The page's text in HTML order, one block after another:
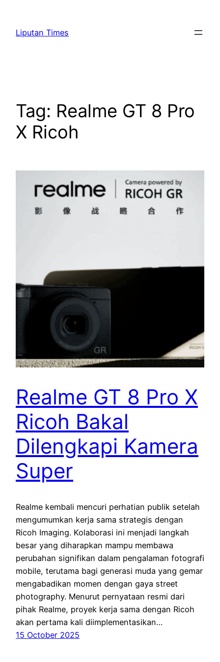
content
Liputan Times
Tag: Realme GT 8 Pro
X Ricoh
Realme GT 8 Pro X
Ricoh Bakal
Dilengkapi Kamera
Super
Realme kembali mencuri perhatian publik setelah
mengumumkan kerja sama strategis dengan
Ricoh Imaging. Kolaborasi ini menjadi langkah
besar yang diharapkan mampu membawa
perubahan signifikan dalam pengalaman fotografi
mobile, terutama bagi generasi muda yang gemar
mengabadikan momen dengan gaya street
photography. Menurut pernyataan resmi dari
pihak Realme, proyek kerja sama dengan Ricoh
akan pertama kali diimplementasikan…
15 October 2025